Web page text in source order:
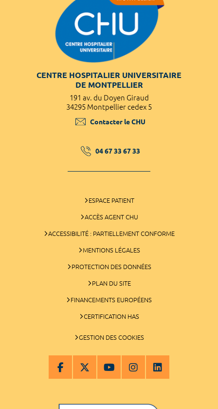
CENTRE HOSPITALIER UNIVERSITAIRE
DE MONTPELLIER
191 av. du Doyen Giraud
34295 Montpellier cedex 5
Contacter le CHU
04 67 33 67 33
ESPACE PATIENT
ACCÈS AGENT CHU
ACCESSIBILITÉ : PARTIELLEMENT CONFORME
MENTIONS LÉGALES
PROTECTION DES DONNÉES
PLAN DU SITE
FINANCEMENTS EUROPÉENS
CERTIFICATION HAS
GESTION DES COOKIES